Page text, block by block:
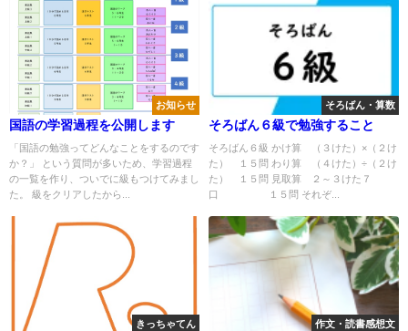
お知らせ
国語の学習過程を公開します
「国語の勉強ってどんなことをするのです
か？」 という質問が多いため、学習過程
の一覧を作り、ついでに級もつけてみまし
た。 級をクリアしたから...
そろばん・算数
そろばん６級で勉強すること
そろばん６級 かけ算 （３けた）×（２け
た） １５問 わり算 （４けた）÷（２け
た） １５問 見取算 ２～３けた７
口 １５問 それぞ...
きっちゃてん 作文・読書感想文